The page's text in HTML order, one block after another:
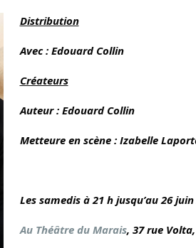
Distribution
Avec : Edouard Collin
Créateurs
Auteur : Edouard Collin
Metteure en scène: Izabelle
Les samedis à 21 h jusqu’au 26 juin
Au Théâtre du Marais, 37 rue Volta,